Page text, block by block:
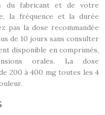
du fabricant et de votre
la fréquence et la durée
pas la dose recommandée
de 10 jours sans consulter
disponible en comprimés,
orales. La dose
200 à 400 mg toutes les 4